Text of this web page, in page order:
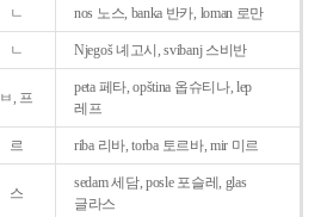
ㄴ nos 노스, banka 반카, loman 로만
ㄴ Njegoš 녜고시, svibanj 스비반
ㅂ, 프
peta 페타, opština 옵슈티나, lep
레프
르 riba 리바, torba 토르바, mir 미르
스
sedam 세담, posle 포슬레, glas
글라스